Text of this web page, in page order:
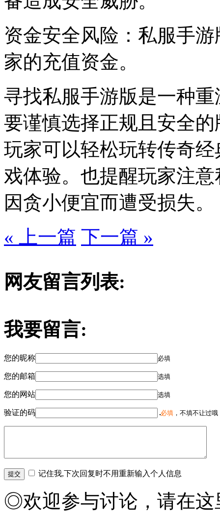
资金安全风险：私服手
家的充值资金。
寻找私服手游版是一种
要谨慎选择正规且安全
玩家可以轻松玩转传奇
戏体验。也提醒玩家注
因贪小便宜而遭受损失。
« 上一篇 下一篇 »
网友留言列表:
我要留言:
您的昵称 必填
您的邮箱 选填
您的网站 选填
验证的码 必填 ，不填不让过
记住我,下次回复时不用重新输入个人信息
◎欢迎参与讨论，请在这